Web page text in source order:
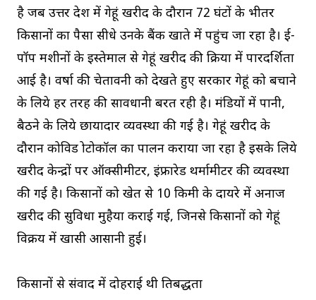
है जब उत्तर प्रदेश में गेहूं खरीद के दौरान 72 घंटों के भीतर
किसानों का पैसा सीधे उनके बैंक खाते में पहुंच जा रहा है। ई-
पॉप मशीनों के इस्तेमाल से गेहूं खरीद की प्रक्रिया में पारदर्शिता
आई है। वर्षा की चेतावनी को देखते हुए सरकार गेहूं को बचाने
के लिये हर तरह की सावधानी बरत रही है। मंडियों में पानी,
बैठने के लिये छायादार व्यवस्था की गई है। गेहूं खरीद के
दौरान कोविड प्रोटोकॉल का पालन कराया जा रहा है इसके लिये
खरीद केन्द्रों पर ऑक्सीमीटर, इंफ्रारेड थर्मामीटर की व्यवस्था
की गई है। किसानों को खेत से 10 किमी के दायरे में अनाज
खरीद की सुविधा मुहैया कराई गई, जिनसे किसानों को गेहूं
विक्रय में खासी आसानी हुई।
किसानों से संवाद में दोहराई थी प्रतिबद्धता